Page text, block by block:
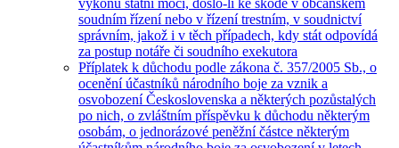
výkonu státní moci, došlo-li ke škodě v občanském
soudním řízení nebo v řízení trestním, v soudnictví
správním, jakož i v těch případech, kdy stát odpovídá
za postup notáře či soudního exekutora
Příplatek k důchodu podle zákona č. 357/2005 Sb., o
ocenění účastníků národního boje za vznik a
osvobození Československa a některých pozůstalých
po nich, o zvláštním příspěvku k důchodu některým
osobám, o jednorázové peněžní částce některým